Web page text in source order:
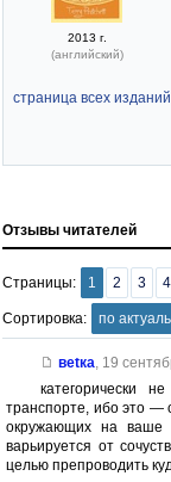
2013 г.
(английский)
страница всех
Отзывы читателей
Страницы: 1 2 3 4
Сортировка: по
веtка, 19
категорически
транспорте, ибо это —
окружающих на ваше
варьируется от
целью препроводить